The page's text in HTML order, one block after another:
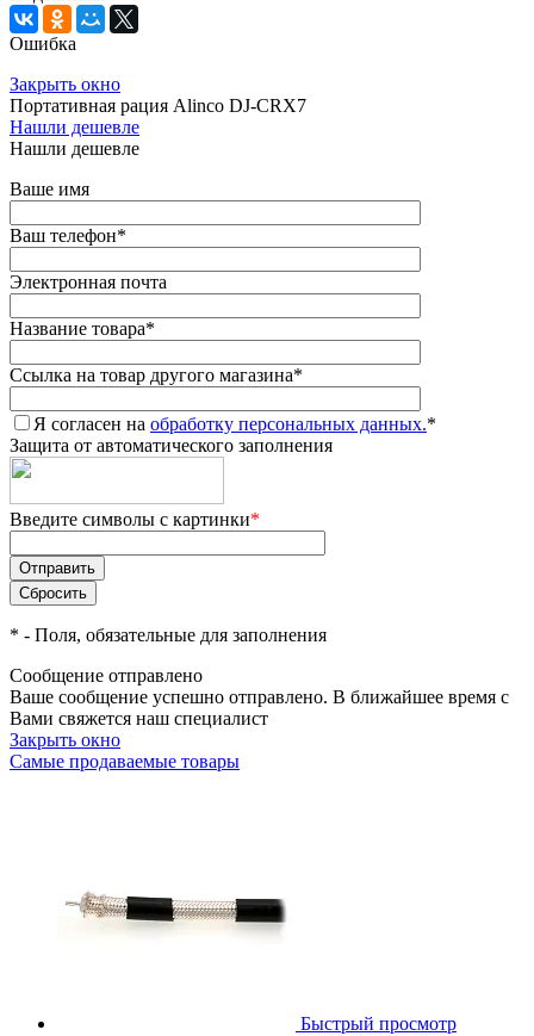
Ошибка
Закрыть окно
Портативная рация Alinco DJ-CRX7
Нашли дешевле
Нашли дешевле
Ваше имя
Ваш телефон*
Электронная почта
Название товара*
Ссылка на товар другого магазина*
Я согласен на обработку персональных данных.*
Защита от автоматического заполнения
Введите символы с картинки*
* - Поля, обязательные для заполнения
Сообщение отправлено
Ваше сообщение успешно отправлено. В ближайшее время с
Вами свяжется наш специалист
Закрыть окно
Самые продаваемые товары
Быстрый просмотр